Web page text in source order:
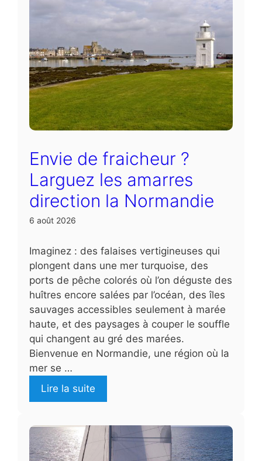
Envie de fraicheur ?
Larguez les amarres
direction la Normandie
6 août 2026
Imaginez : des falaises vertigineuses qui
plongent dans une mer turquoise, des
ports de pêche colorés où l’on déguste des
huîtres encore salées par l’océan, des îles
sauvages accessibles seulement à marée
haute, et des paysages à couper le souffle
qui changent au gré des marées.
Bienvenue en Normandie, une région où la
mer se …
Lire la suite